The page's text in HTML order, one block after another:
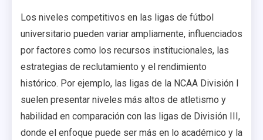
Los niveles competitivos en las ligas de fútbol
universitario pueden variar ampliamente, influenciados
por factores como los recursos institucionales, las
estrategias de reclutamiento y el rendimiento
histórico. Por ejemplo, las ligas de la NCAA División I
suelen presentar niveles más altos de atletismo y
habilidad en comparación con las ligas de División III,
donde el enfoque puede ser más en lo académico y la